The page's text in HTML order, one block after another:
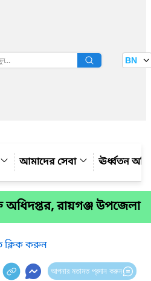
বাতায়ন BN
আমাদের সেবা ঊর্ধ্বতন
অধিদপ্তর, রায়গঞ্জ উপজেলা
ক্লিক করুন
আপনার মতামত প্রদান করুন